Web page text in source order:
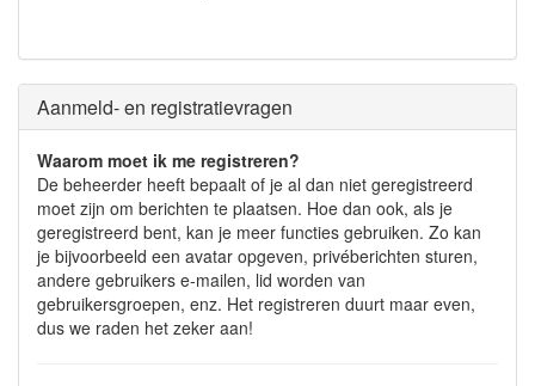
Aanmeld- en registratievragen
Waarom moet ik me registreren?
De beheerder heeft bepaalt of je al dan niet geregistreerd
moet zijn om berichten te plaatsen. Hoe dan ook, als je
geregistreerd bent, kan je meer functies gebruiken. Zo kan
je bijvoorbeeld een avatar opgeven, privéberichten sturen,
andere gebruikers e-mailen, lid worden van
gebruikersgroepen, enz. Het registreren duurt maar even,
dus we raden het zeker aan!